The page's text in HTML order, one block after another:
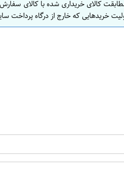
کالای خریداری شده با کالای
خریدهایی که خارج از درگاه پرداخت